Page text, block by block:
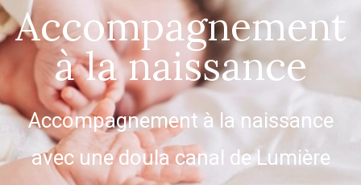
Accompagnement
à la naissance
Accompagnement à la naissance
avec une doula canal de Lumière